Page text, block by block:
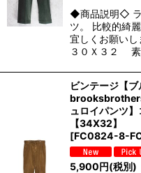
◆商品説明◇ ラ
ツ。 比較的綺
宜しくお願い
３０Ｘ３２ 素
ビンテージ【ブ
ュロイパンツ
【34X32】
[FC0824-8-
5,900円(税別)